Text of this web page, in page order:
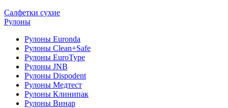
Салфетки сухие
Рулоны
Рулоны Euronda
Рулоны Clean+Safe
Рулоны EuroType
Рулоны JNB
Рулоны Dispodent
Рулоны Медтест
Рулоны Клинипак
Рулоны Винар